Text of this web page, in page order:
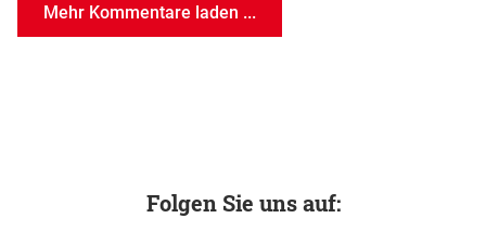
Mehr Kommentare laden ...
Folgen Sie uns auf: